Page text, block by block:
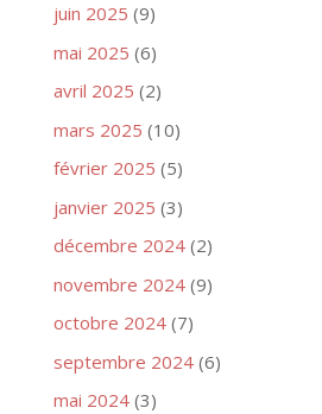
juin 2025 (9)
mai 2025 (6)
avril 2025 (2)
mars 2025 (10)
février 2025 (5)
janvier 2025 (3)
décembre 2024(2)
novembre 2024(9)
octobre 2024(7)
septembre 2024(6)
mai 2024(3)